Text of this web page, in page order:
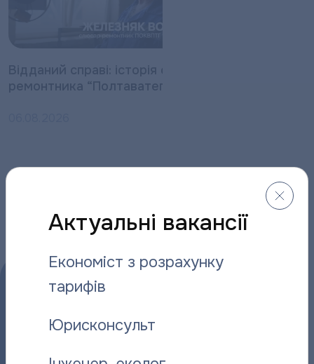
Відданий справі: історія слюсаря-
ремонтника “Полтаватеплоенерго”
Актуальні вакансії
Економіст з розрахунку
тарифів
Юрисконсульт